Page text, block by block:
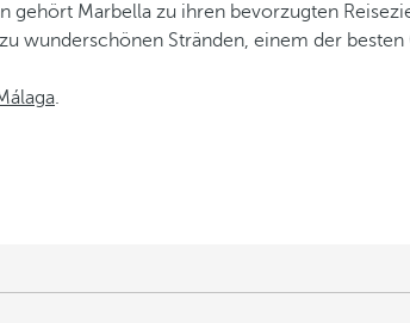
gehört Marbella zu ihren bevorzugten
wunderschönen Stränden, einem der
.